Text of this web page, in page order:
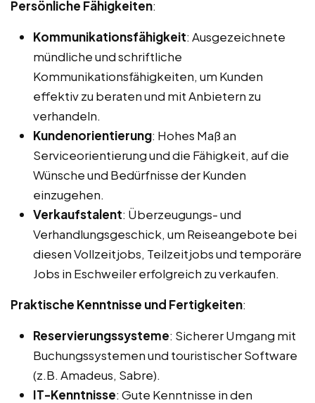
Persönliche Fähigkeiten:
Kommunikationsfähigkeit: Ausgezeichnete
mündliche und schriftliche
Kommunikationsfähigkeiten, um Kunden
effektiv zu beraten und mit Anbietern zu
verhandeln.
Kundenorientierung: Hohes Maß an
Serviceorientierung und die Fähigkeit, auf die
Wünsche und Bedürfnisse der Kunden
einzugehen.
Verkaufstalent: Überzeugungs- und
Verhandlungsgeschick, um Reiseangebote bei
diesen Vollzeitjobs, Teilzeitjobs und temporäre
Jobs in Eschweiler erfolgreich zu verkaufen.
Praktische Kenntnisse und Fertigkeiten:
Reservierungssysteme: Sicherer Umgang mit
Buchungssystemen und touristischer Software
(z.B. Amadeus, Sabre).
IT-Kenntnisse: Gute Kenntnisse in den